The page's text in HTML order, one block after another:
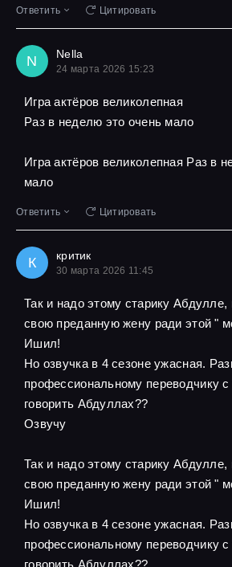
Ответить Цитировать
N Nella
24 марта 2026 15:23
Игра актёров великолепная
Pаз в неделю это очень мало
Игра актёров великолепная Pаз в
мало
Ответить Цитировать
К критик
30 марта 2026 11:45
Так и надо этому старику Абдулле,
свою преданную жену ради этой "
Ишил!
Но озвучка в 4 сезоне ужасная.
профессиональному переводчику с
говорить Абдуллах??
Озвучу
Так и надо этому старику Абдулле,
свою преданную жену ради этой "
Ишил!
Но озвучка в 4 сезоне ужасная.
профессиональному переводчику с
говорить Абдуллах??